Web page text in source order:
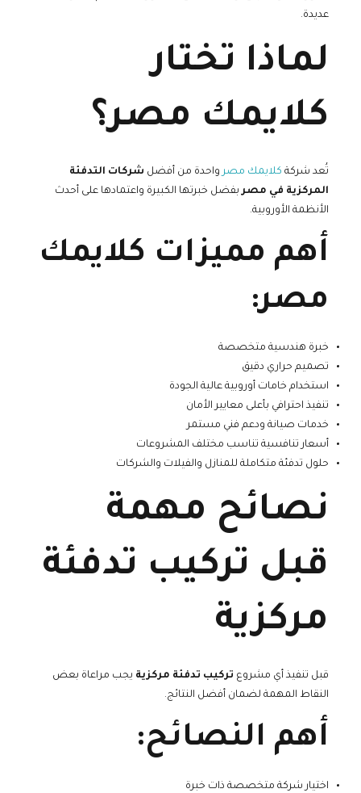
عديدة.
لماذا تختار
كلايمك مصر؟
تُعد شركة كلايمك مصر واحدة من أفضل شركات التدفئة
المركزية في مصربفضل خبرتها الكبيرة واعتمادها على أحدث
الأنظمة الأوروبية.
أهم مميزات كلايمك
مصر:
خبرة هندسية متخصصة
تصميم حراري دقيق
استخدام خامات أوروبية عالية الجودة
تنفيذ احترافي بأعلى معايير الأمان
خدمات صيانة ودعم فني مستمر
أسعار تنافسية تناسب مختلف المشروعات
حلول تدفئة متكاملة للمنازل والفيلات والشركات
نصائح مهمة
قبل تركيب تدفئة
مركزية
قبل تنفيذ أي مشروع تركيب تدفئة مركزية يجب مراعاة بعض
النقاط المهمة لضمان أفضل النتائج.
أهم النصائح:
اختيار شركة متخصصة ذات خبرة